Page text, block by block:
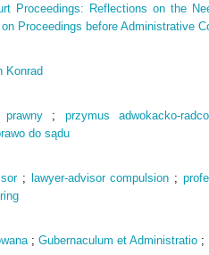
Proceedings: Reflections on the
Proceedings before Administrative
Konrad
prawny; przymus adwokacko-
do sądu
; lawyer-advisor compulsion ;
;Gubernaculum et Administratio ;